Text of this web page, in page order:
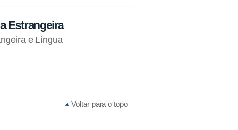
Estrangeira
e Língua
Voltar para o topo